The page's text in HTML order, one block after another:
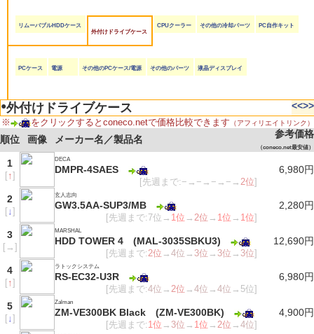
リムーバブルHDDケース
外付けドライブケース
CPUクーラー その他の冷却パーツ PC自作キット
PCケース 電源 その他のPCケース/電源 その他のパーツ 液晶ディスプレイ
●外付けドライブケース <<>>
※ をクリックするとconeco.netで価格比較できます （アフィリエイトリンク）
順位 画像 メーカー名／製品名 参考価格
（coneco.net最安値）
1
[↑]
DECA
DMPR-4SAES
[先週まで:−→−→−→−→2位]
6,980円
2
[↓]
玄人志向
GW3.5AA-SUP3/MB
[先週まで:7位→ 1位 →2位 → 1位 → 1位]
2,280円
3
[→ ]
MARSHAL
HDD TOWER 4 (MAL-3035SBKU3)
[先週まで:2位 →4位 → 3位 → 3位 → 3位]
12,690円
4
[↑]
ラトックシステム
RS-EC32-U3R
[先週まで:4位 →2位 →4位 →4位 →5位]
6,980円
5
[↓]
Zalman
ZM-VE300BK Black (ZM-VE300BK)
[先週まで:1位 → 3位 → 1位 →2位 →4位]
4,900円